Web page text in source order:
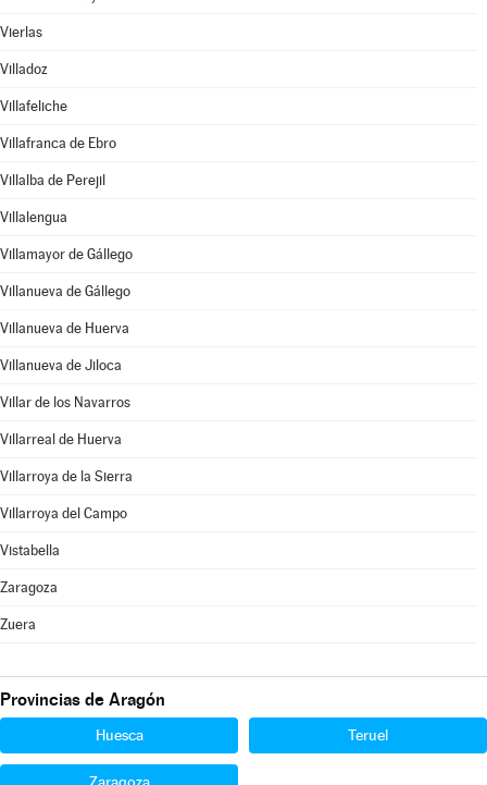
Vierlas
Villadoz
Villafeliche
Villafranca de Ebro
Villalba de Perejil
Villalengua
Villamayor de Gállego
Villanueva de Gállego
Villanueva de Huerva
Villanueva de Jiloca
Villar de los Navarros
Villarreal de Huerva
Villarroya de la Sierra
Villarroya del Campo
Vistabella
Zaragoza
Zuera
Provincias de Aragón
Huesca Teruel